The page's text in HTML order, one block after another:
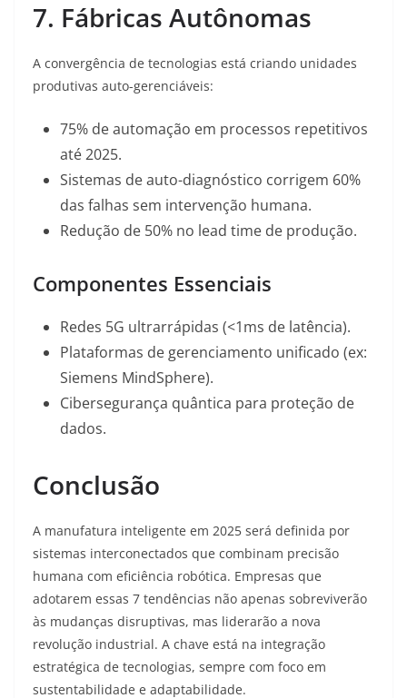
7. Fábricas Autônomas
A convergência de tecnologias está criando unidades
produtivas auto-gerenciáveis:
75% de automação em processos repetitivos
até 2025.
Sistemas de auto-diagnóstico corrigem 60%
das falhas sem intervenção humana.
Redução de 50% no lead time de produção.
Componentes Essenciais
Redes 5G ultrarrápidas (<1ms de latência).
Plataformas de gerenciamento unificado (ex:
Siemens MindSphere).
Cibersegurança quântica para proteção de
dados.
Conclusão
A manufatura inteligente em 2025 será definida por
sistemas interconectados que combinam precisão
humana com eficiência robótica. Empresas que
adotarem essas 7 tendências não apenas sobreviverão
às mudanças disruptivas, mas liderarão a nova
revolução industrial. A chave está na integração
estratégica de tecnologias, sempre com foco em
sustentabilidade e adaptabilidade.